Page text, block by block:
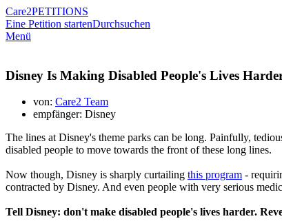
Care2PETITIONS
Eine Petition startenDurchsuchen
Menü
Disney Is Making Disabled People's Lives
von: Care2 Team
empfänger: Disney
The lines at Disney's theme parks can be long. Painfully,
disabled people to move towards the front of these long lines.
Now though, Disney is sharply curtailing this program -
contracted by Disney. And even people with very serious
Tell Disney: don't make disabled people's lives harder.